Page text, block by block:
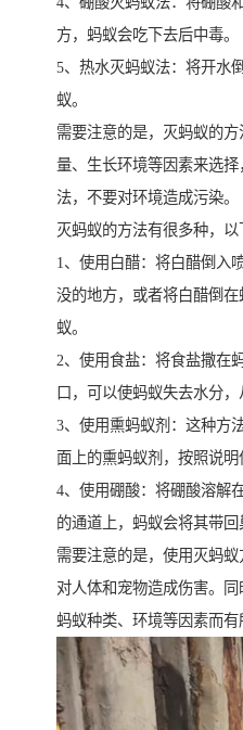
方，蚂蚁会吃下去后中毒。
5、热水灭蚂蚁法：将开水
蚁。
需要注意的是，灭蚂蚁的
量、生长环境等因素来选
法，不要对环境造成污染。
灭蚂蚁的方法有很多种，以
1、使用白醋：将白醋倒入
没的地方，或者将白醋倒
蚁。
2、使用食盐：将食盐撒在
口，可以使蚂蚁失去水分，
3、使用熏蚂蚁剂：这种方
面上的熏蚂蚁剂，按照说明
4、使用硼酸：将硼酸溶解
的通道上，蚂蚁会将其带回
需要注意的是，使用灭蚂
对人体和宠物造成伤害。
蚂蚁种类、环境等因素而有